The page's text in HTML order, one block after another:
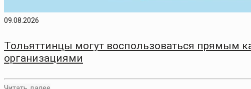
09.08.2026
Тольяттинцы могут воспользоваться прямым
организациями